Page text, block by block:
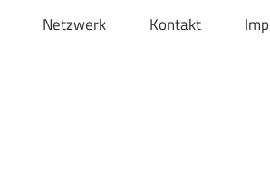
Netzwerk Kontakt